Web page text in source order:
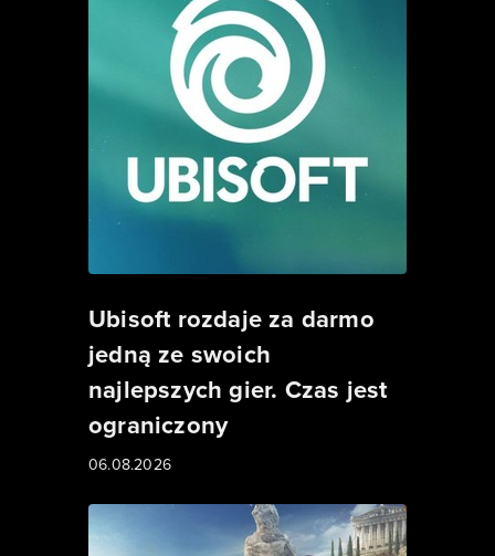
Ubisoft rozdaje za darmo
jedną ze swoich
najlepszych gier. Czas jest
ograniczony
06.08.2026